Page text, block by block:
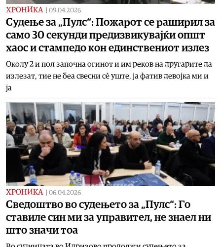
ХРОНИКА 09.04.2026
Судење за „Пулс“: Пожарот се раширил за
само 30 секунди предизвикувајќи општ
хаос и стампедо кон единствениот излез
Околу 2 и пол започна огинот и им реков на другарите да
излезат, тие не беа свесни сè уште, ја фатив девојка ми и
ја
ХРОНИКА 06.04.2026
Сведоштво во судењето за „Пулс“: Го
ставиле син ми за управител, не знаел ни
што значи тоа